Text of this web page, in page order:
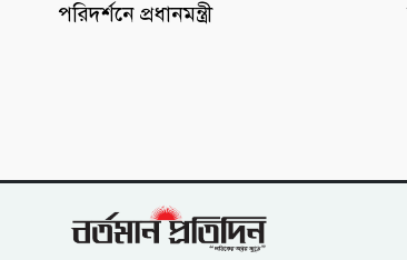
পরিদর্শনে প্রধানমন্ত্রী